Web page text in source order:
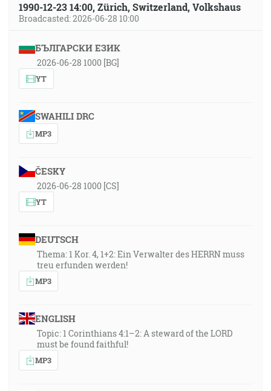
1990-12-23 14:00, Zürich, Switzerland, Volkshaus
Broadcasted: 2026-06-28 10:00
БЪЛГАРСКИ ЕЗИК
2026-06-28 1000 [BG]
YT
SWAHILI DRC
MP3
ČESKY
2026-06-28 1000 [CS]
YT
DEUTSCH
Thema: 1 Kor. 4, 1+2: Ein Verwalter des HERRN muss
treu erfunden werden!
MP3
ENGLISH
Topic: 1 Corinthians 4:1–2: A steward of the LORD
must be found faithful!
MP3